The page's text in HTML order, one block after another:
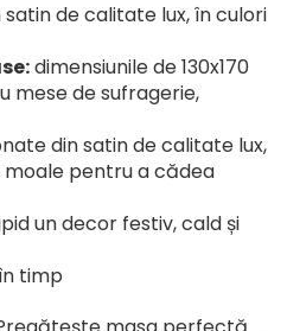
satin de calitate lux, în culori
dimensiunile de 130x170
mese de sufragerie,
din satin de calitate lux,
moale pentru a cădea
un decor festiv, cald și
timp